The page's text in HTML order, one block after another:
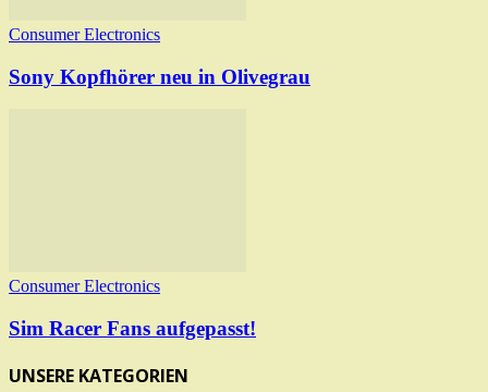
Consumer Electronics
Sony Kopfhörer neu in Olivegrau
Consumer Electronics
Sim Racer Fans aufgepasst!
UNSERE KATEGORIEN